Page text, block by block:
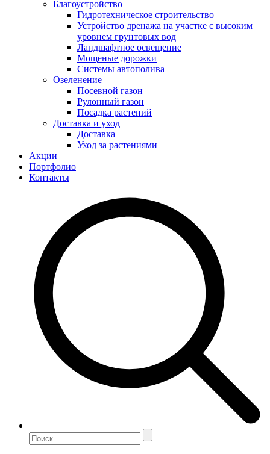
Благоустройство
Гидротехническое строительство
Устройство дренажа на участке с высоким
уровнем грунтовых вод
Ландшафтное освещение
Мощеные дорожки
Системы автополива
Озеленение
Посевной газон
Рулонный газон
Посадка растений
Доставка и уход
Доставка
Уход за растениями
Акции
Портфолио
Контакты